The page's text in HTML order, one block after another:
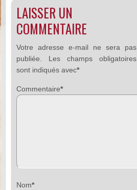
LAISSER UN
COMMENTAIRE
Votre adresse e-mail ne sera pas
publiée.
Les champs obligatoires
sont indiqués avec*
Commentaire*
Nom*